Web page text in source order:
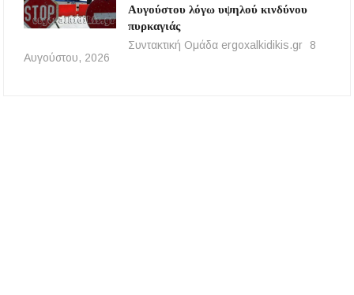
Αυγούστου λόγω υψηλού κινδύνου
πυρκαγιάς
Συντακτική Ομάδα ergoxalkidikis.gr
8
Αυγούστου, 2026